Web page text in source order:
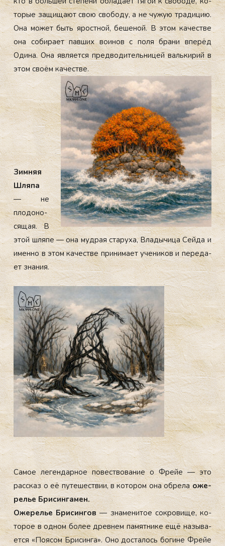
торые за­щища­ют свою сво­боду, а не чу­жую тра­дицию.
Она мо­жет быть ярос­тной, бе­ше­ной. В этом ка­чес­тве
она со­би­ра­ет пав­ших во­инов с по­ля бра­ни впе­рёд
Оди­на. Она яв­ля­ет­ся пред­во­ди­тель­ни­цей валь­ки­рий в
этом сво­ём ка­чес­тве.
Зим­няя
Шля­па
— не
пло­доно­
сящая. В
этой шля­пе — она муд­рая ста­руха, Вла­дычи­ца Сей­да и
имен­но в этом ка­чес­тве при­нима­ет уче­ников и пе­реда­
ет зна­ния.
Са­мое ле­ген­дарное по­вес­тво­вание о Фрейе — это
рас­сказ о её пу­тешес­твии, в ко­тором она об­ре­лаоже­
релье Бри­син­га­мен.
Оже­релье Бри­син­гов— зна­мени­тое сок­ро­вище, ко­
торое в од­ном бо­лее древ­нем па­мят­ни­ке ещё на­зыва­
ет­ся «По­ясом Бри­син­га». Оно дос­та­лось бо­гине Фрейе